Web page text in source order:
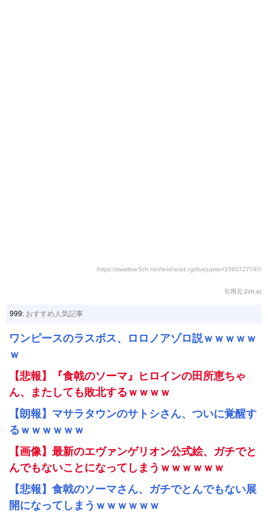
https://swallow.5ch.net/test/read.cgi/livejupiter/1593727740/
引用元:2ch.sc
999: おすすめ人気記事
ワンピースのラスボス、ロロノアゾロ説ｗｗｗｗｗ
ｗ
【悲報】『食戟のソーマ』ヒロインの田所恵ちゃ
ん、またしても敗北するｗｗｗｗ
【朗報】マサラタウンのサトシさん、ついに覚醒す
るｗｗｗｗｗｗ
【画像】最新のエヴァンゲリオン公式絵、ガチでと
んでもないことになってしまうｗｗｗｗｗｗ
【悲報】食戟のソーマさん、ガチでとんでもない展
開になってしまうｗｗｗｗｗｗ